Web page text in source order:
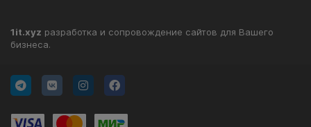
1it.xyz разработка и сопровождение сайтов для Вашего
бизнеса.